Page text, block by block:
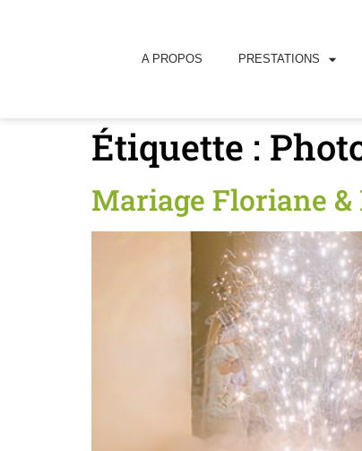
A PROPOS PRESTATIONS
Étiquette :
Mariage Floriane &